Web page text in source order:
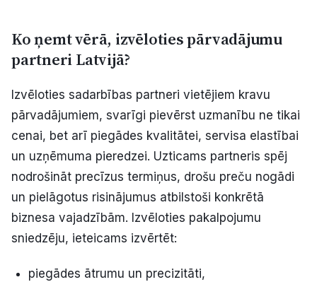
Ko ņemt vērā, izvēloties pārvadājumu
partneri Latvijā?
Izvēloties sadarbības partneri vietējiem kravu
pārvadājumiem, svarīgi pievērst uzmanību ne tikai
cenai, bet arī piegādes kvalitātei, servisa elastībai
un uzņēmuma pieredzei. Uzticams partneris spēj
nodrošināt precīzus termiņus, drošu preču nogādi
un pielāgotus risinājumus atbilstoši konkrētā
biznesa vajadzībām. Izvēloties pakalpojumu
sniedzēju, ieteicams izvērtēt:
piegādes ātrumu un precizitāti,